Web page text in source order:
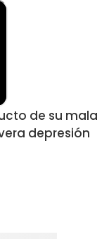
de su mala
depresión